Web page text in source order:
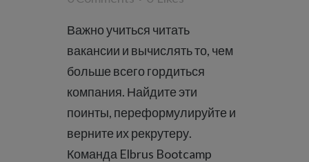
Важно учиться читать
вакансии и вычислять то, чем
больше всего гордиться
компания. Найдите эти
поинты, переформулируйте и
верните их рекрутеру.
Команда Elbrus Bootcamp